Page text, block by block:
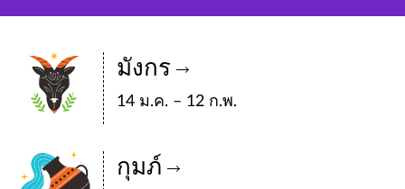
มังกร
14 ม.ค. – 12 ก.พ.
กุมภ์